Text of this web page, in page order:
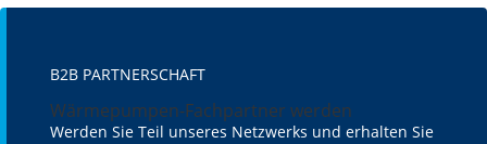
B2B PARTNERSCHAFT
Wärmepumpen-Fachpartner werden
Werden Sie Teil unseres Netzwerks und erhalten Sie